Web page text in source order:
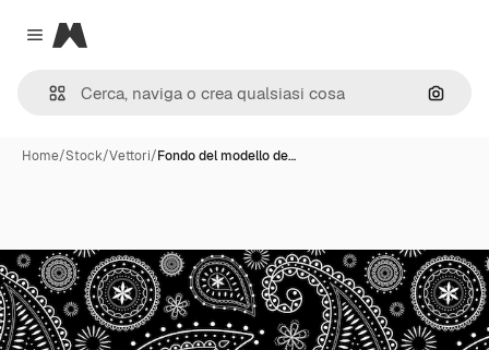
Close menu
Magnific
Cerca
Home/Stock/Vettori/Fondo del modello de…